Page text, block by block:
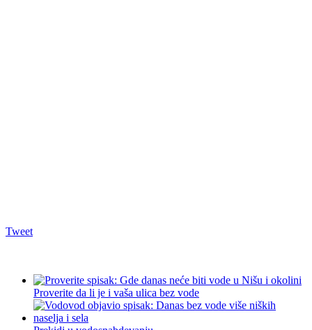
Tweet
Proverite da li je i vaša ulica bez vode